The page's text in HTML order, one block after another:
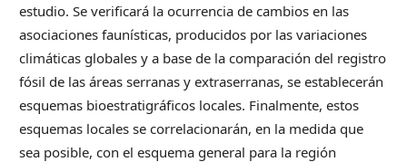
estudio. Se verificará la ocurrencia de cambios en las
asociaciones faunísticas, producidos por las variaciones
climáticas globales y a base de la comparación del registro
fósil de las áreas serranas y extraserranas, se establecerán
esquemas bioestratigráficos locales. Finalmente, estos
esquemas locales se correlacionarán, en la medida que
sea posible, con el esquema general para la región